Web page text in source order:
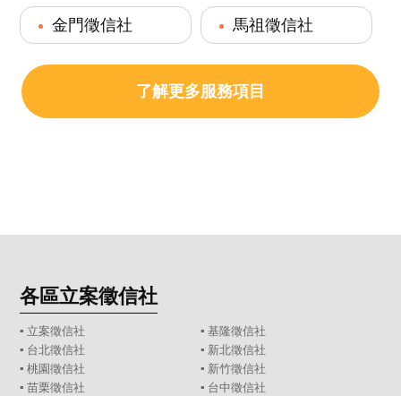
金門徵信社 馬祖徵信社
了解更多服務項目
各區立案徵信社
▪ 立案徵信社 ▪ 基隆徵信社
▪ 台北徵信社 ▪ 新北徵信社
▪桃園徵信社 ▪ 新竹徵信社
▪苗栗徵信社 ▪ 台中徵信社